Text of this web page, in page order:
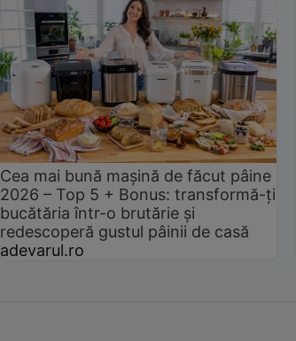
Cea mai bună mașină de făcut pâine
2026 – Top 5 + Bonus: transformă-ți
bucătăria într-o brutărie și
redescoperă gustul pâinii de casă
adevarul.ro